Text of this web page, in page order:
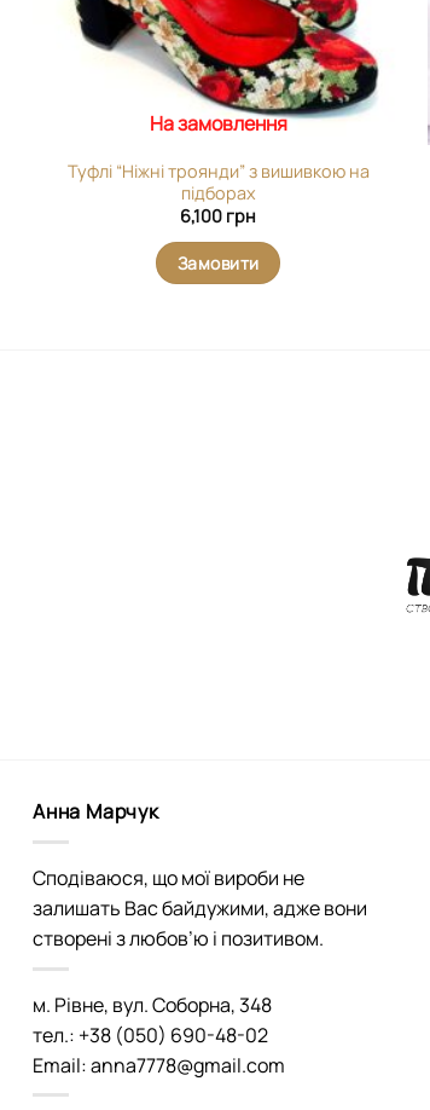
На замовлення
Туфлі “Ніжні троянди” з вишивкою на
підборах
6,100 грн
Замовити
Анна Марчук
Сподіваюся, що мої вироби не
залишать Вас байдужими, адже вони
створені з любов’ю і позитивом.
м. Рівне, вул. Соборна, 348
тел.: +38 (050) 690-48-02
Email: anna7778@gmail.com